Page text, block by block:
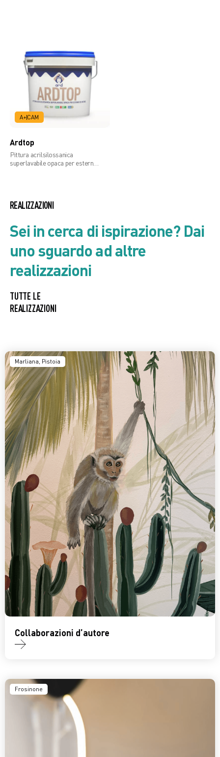
A+ CAM
Ardtop
Pittura acrilsilossanica
superlavabile opaca per esterno
REALIZZAZIONI
Sei in cerca di ispirazione? Dai
uno sguardo ad altre
realizzazioni
TUTTE LE
REALIZZAZIONI
Marliana, Pistoia
Collaborazioni d’autore
Frosinone